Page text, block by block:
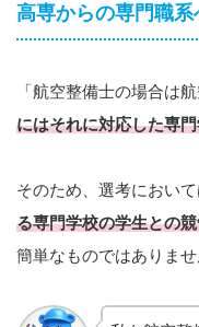
高専からの専門職
「航空整備士の場合は
にはそれに対応した専
そのため、選考において
る専門学校の学生との
簡単なものではありませ